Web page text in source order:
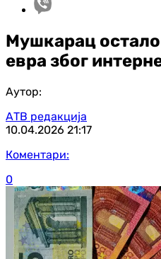
Мушкарац
евра због
Аутор:
АТВ редакција
10.04.2026 21:17
Коментари:
0